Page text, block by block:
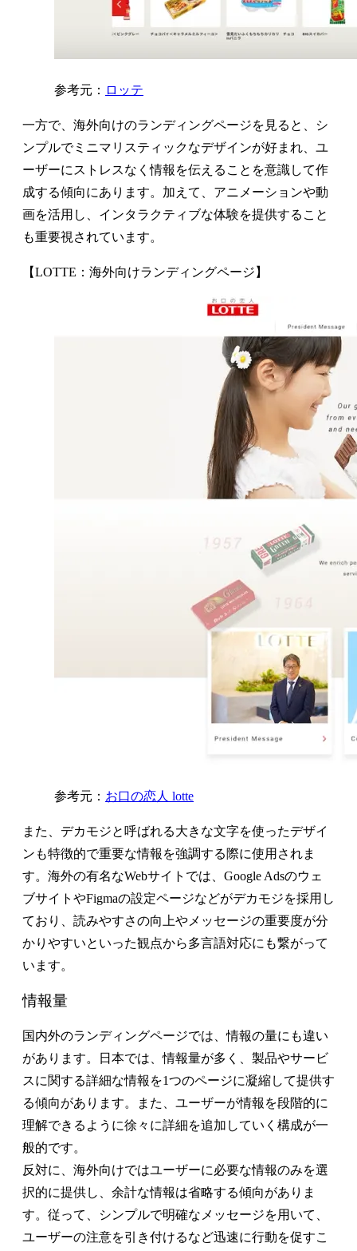
参考元： ロッテ
一方で、海外向けのランディングページを見ると、シ
ンプルでミニマリスティックなデザインが好まれ、ユ
ーザーにストレスなく情報を伝えることを意識して作
成する傾向にあります。加えて、アニメーションや動
画を活用し、インタラクティブな体験を提供すること
も重要視されています。
【LOTTE：海外向けランディングページ】
参考元： お口の恋人 lotte
また、デカモジと呼ばれる大きな文字を使ったデザイ
ンも特徴的で重要な情報を強調する際に使用されま
す。海外の有名なWebサイトでは、Google Adsのウェ
ブサイトやFigmaの設定ページなどがデカモジを採用し
ており、読みやすさの向上やメッセージの重要度が分
かりやすいといった観点から多言語対応にも繋がって
います。
情報量
国内外のランディングページでは、情報の量にも違い
があります。日本では、情報量が多く、製品やサービ
スに関する詳細な情報を1つのページに凝縮して提供す
る傾向があります。また、ユーザーが情報を段階的に
理解できるように徐々に詳細を追加していく構成が一
般的です。
反対に、海外向けではユーザーに必要な情報のみを選
択的に提供し、余計な情報は省略する傾向がありま
す。従って、シンプルで明確なメッセージを用いて、
ユーザーの注意を引き付けるなど迅速に行動を促すこ